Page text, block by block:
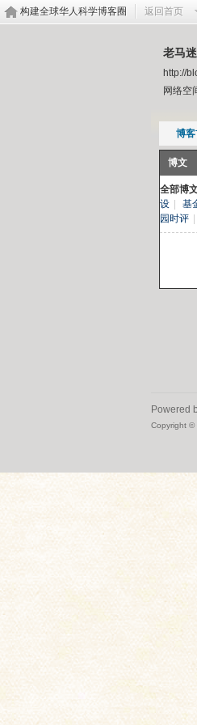
构建全球华人科学博客圈 返回首页
老马
http://
网络空
博
博文
全部博
设
基
园时评
Powered
Copyright ©